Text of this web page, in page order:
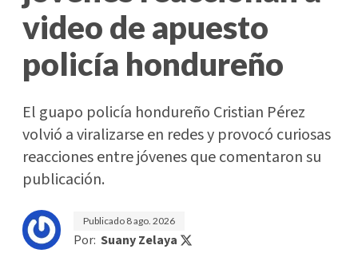
video de apuesto
policía hondureño
El guapo policía hondureño Cristian Pérez
volvió a viralizarse en redes y provocó curiosas
reacciones entre jóvenes que comentaron su
publicación.
Publicado 8 ago. 2026
Por: Suany Zelaya